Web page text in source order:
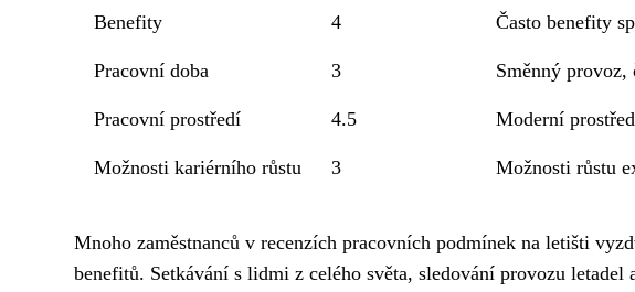
Benefity 4 Často benefity
Pracovní doba 3 Směnný provoz,
Pracovní prostředí 4.5 Moderní
Možnosti kariérního růstu 3 Možnosti růstu
Mnoho zaměstnanců v recenzích pracovních podmínek na letišti
benefitů. Setkávání s lidmi z celého světa, sledování provozu letadel